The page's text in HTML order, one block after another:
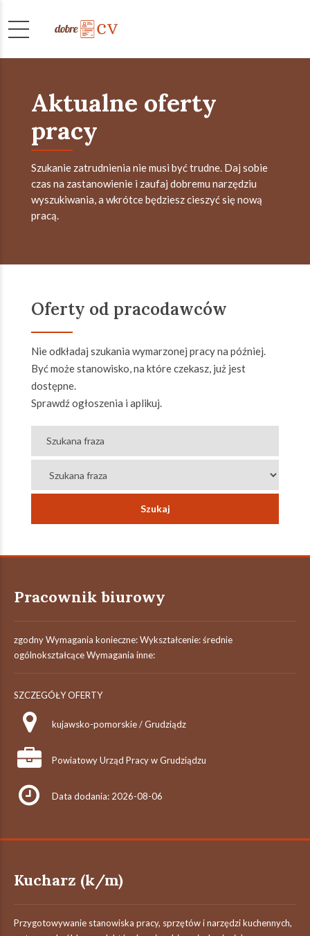
Aktualne oferty
pracy
Szukanie zatrudnienia nie musi być trudne. Daj sobie
czas na zastanowienie i zaufaj dobremu narzędziu
wyszukiwania, a wkrótce będziesz cieszyć się nową
pracą.
Oferty od pracodawców
Nie odkładaj szukania wymarzonej pracy na później.
Być może stanowisko, na które czekasz, już jest
dostępne.
Sprawdź ogłoszenia i aplikuj.
Pracownik biurowy
zgodny Wymagania konieczne: Wykształcenie: średnie
ogólnokształcące Wymagania inne:
SZCZEGÓŁY OFERTY
kujawsko-pomorskie / Grudziądz
Powiatowy Urząd Pracy w Grudziądzu
Data dodania: 2026-08-06
Kucharz (k/m)
Przygotowywanie stanowiska pracy, sprzętów i narzędzi kuchennych,